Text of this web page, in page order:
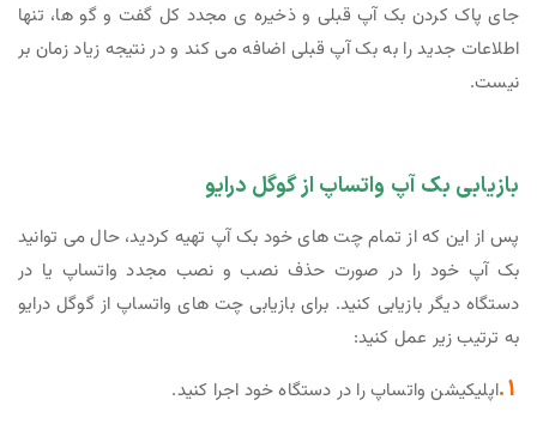
جای پاک کردن بک آپ قبلی و ذخیره ی مجدد کل گفت و گو ها، تنها
اطلاعات جدید را به بک آپ قبلی اضافه می کند و در نتیجه زیاد زمان بر
نیست.
بازیابی بک آپ واتساپ از گوگل درایو
پس از این که از تمام چت های خود بک آپ تهیه کردید، حال می توانید
بک آپ خود را در صورت حذف نصب و نصب مجدد واتساپ یا در
دستگاه دیگر بازیابی کنید. برای بازیابی چت های واتساپ از گوگل درایو
به ترتیب زیر عمل کنید:
1. اپلیکیشن واتساپ را در دستگاه خود اجرا کنید.